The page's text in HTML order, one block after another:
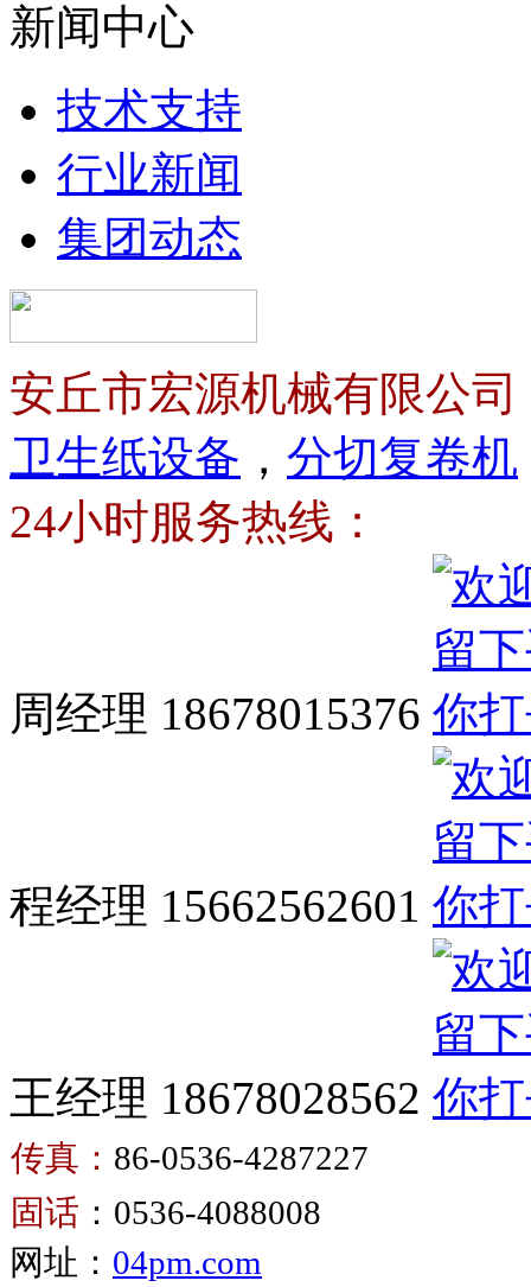
新闻中心
技术支持
行业新闻
集团动态
安丘市宏源机械有限公司
卫生纸设备 ， 分切复卷机
24小时服务热线：
周经理 18678015376
程经理 15662562601
王经理 18678028562
生
纸
传真： 86-0536-4287227
生
固话 ：0536-4088008
网址： 04pm.com